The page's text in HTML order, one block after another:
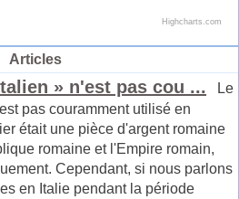
Articles
» n'est pas cou ... Le
pas couramment utilisé en
était une pièce d'argent romaine
romaine et l'Empire romain,
Cependant, si nous parlons
en Italie pendant la période